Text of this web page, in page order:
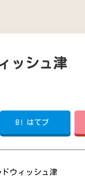
ッシュ津
B! はてブ
ウィッシュ津